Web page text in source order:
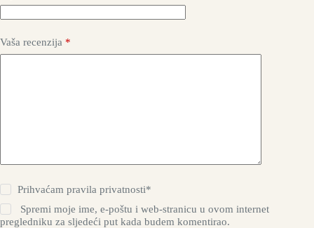
Vaša recenzija *
Prihvaćampravila privatnosti*
Spremi moje ime, e-poštu i web-stranicu u ovom internet
pregledniku za sljedeći put kada budem komentirao.